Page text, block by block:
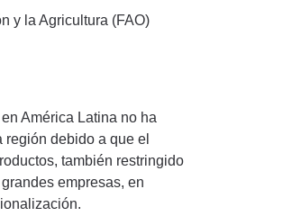
y la Agricultura (FAO)
América Latina no ha
debido a que el
también restringido
empresas, en